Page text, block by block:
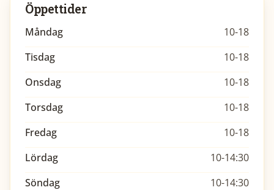
Öppettider
Måndag
10-18
Tisdag
10-18
Onsdag
10-18
Torsdag
10-18
Fredag
10-18
Lördag
10-14:30
Söndag
10-14:30